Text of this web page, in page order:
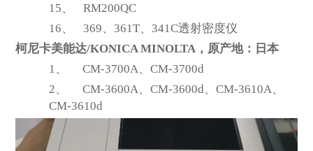
15、
RM200QC
16、
369、361T、341C透射密度仪
柯尼卡美能达/KONICA MINOLTA，原产地：日本
1、
CM-3700A、CM-3700d
2、
CM-3600A、CM-3600d、CM-3610A、
CM-3610d